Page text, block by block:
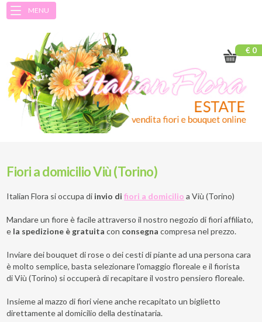
MENU
€ 0
Fiori a domicilio Viù (Torino)
Italian Flora si occupa di invio difiori a domicilio a Viù (Torino)
Mandare un fiore è facile attraverso il nostro negozio di fiori affiliato,
e la spedizione è gratuita con consegna compresa nel prezzo.
Inviare dei bouquet di rose o dei cesti di piante ad una persona cara
è molto semplice, basta selezionare l'omaggio floreale e il fiorista
di Viù (Torino) si occuperà di recapitare il vostro pensiero floreale.
Insieme al mazzo di fiori viene anche recapitato un biglietto
direttamente al domicilio della destinataria.